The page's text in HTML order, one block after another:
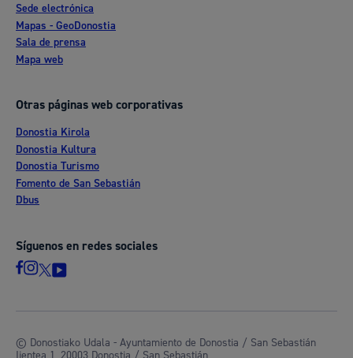
Sede electrónica
Mapas - GeoDonostia
Sala de prensa
Mapa web
Otras páginas web corporativas
Donostia Kirola
Donostia Kultura
Donostia Turismo
Fomento de San Sebastián
Dbus
Síguenos en redes sociales
© Donostiako Udala - Ayuntamiento de Donostia / San Sebastián